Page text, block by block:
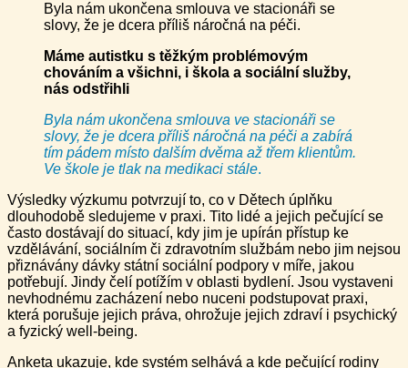
Byla nám ukončena smlouva ve stacionáři se
slovy, že je dcera příliš náročná na péči.
Máme autistku s těžkým problémovým
chováním a všichni, i škola a sociální služby,
nás odstřihli
Byla nám ukončena smlouva ve stacionáři se
slovy, že je dcera příliš náročná na péči a zabírá
tím pádem místo dalším dvěma až třem klientům.
Ve škole je tlak na medikaci stále.
Výsledky výzkumu potvrzují to, co v Dětech úplňku
dlouhodobě sledujeme v praxi. Tito lidé a jejich pečující se
často dostávají do situací, kdy jim je upírán přístup ke
vzdělávání, sociálním či zdravotním službám nebo jim nejsou
přiznávány dávky státní sociální podpory v míře, jakou
potřebují. Jindy čelí potížím v oblasti bydlení. Jsou vystaveni
nevhodnému zacházení nebo nuceni podstupovat praxi,
která porušuje jejich práva, ohrožuje jejich zdraví i psychický
a fyzický well-being.
Anketa ukazuje, kde systém selhává a kde pečující rodiny